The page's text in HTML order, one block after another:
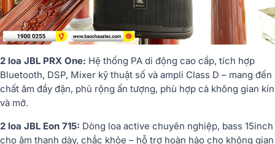
2 loa JBL PRX One: Hệ thống PA di động cao cấp, tích hợp
Bluetooth, DSP, Mixer kỹ thuật số và ampli Class D – mang đến
chất âm đầy đặn, phủ rộng ấn tượng, phù hợp cả không gian kín
và mở.
2 loa JBL Eon 715: Dòng loa active chuyên nghiệp, bass 15inch
cho âm thanh dày, chắc khỏe – hỗ trợ hoàn hảo cho không gian